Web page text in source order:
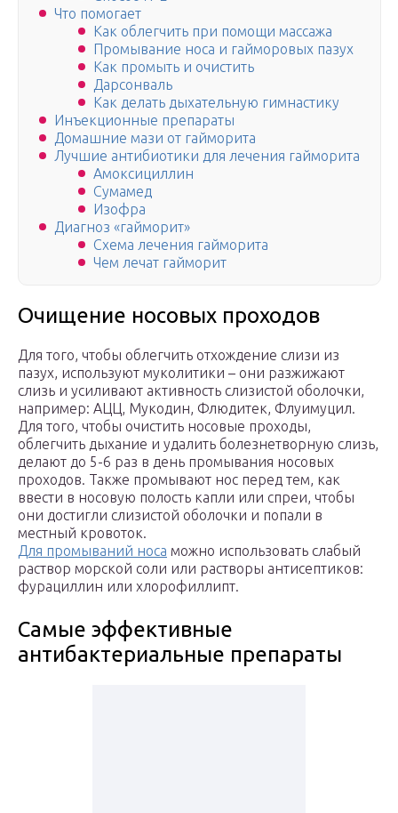
Что помогает
Как облегчить при помощи массажа
Промывание носа и гайморовых пазух
Как промыть и очистить
Дарсонваль
Как делать дыхательную гимнастику
Инъекционные препараты
Домашние мази от гайморита
Лучшие антибиотики для лечения гайморита
Амоксициллин
Сумамед
Изофра
Диагноз «гайморит»
Схема лечения гайморита
Чем лечат гайморит
Очищение носовых проходов
Для того, чтобы облегчить отхождение слизи из
пазух, используют муколитики – они разжижают
слизь и усиливают активность слизистой оболочки,
например: АЦЦ, Мукодин, Флюдитек, Флуимуцил.
Для того, чтобы очистить носовые проходы,
облегчить дыхание и удалить болезнетворную слизь,
делают до 5-6 раз в день промывания носовых
проходов. Также промывают нос перед тем, как
ввести в носовую полость капли или спреи, чтобы
они достигли слизистой оболочки и попали в
местный кровоток.
Для промываний носа можно использовать слабый
раствор морской соли или растворы антисептиков:
фурациллин или хлорофиллипт.
Самые эффективные
антибактериальные препараты